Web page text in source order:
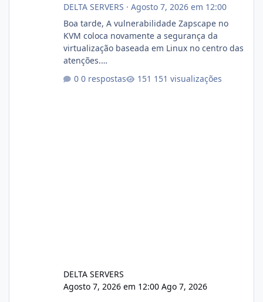
DELTA SERVERS · Agosto 7, 2026 em 12:00
Boa tarde, A vulnerabilidade Zapscape no
KVM coloca novamente a segurança da
virtualização baseada em Linux no centro das
atenções.
xjx23zz5f Criamos uma breve explicação:
0 respostas 151 visualizações
DELTA SERVERS
Agosto 7, 2026 em 12:00 Ago 7, 2026